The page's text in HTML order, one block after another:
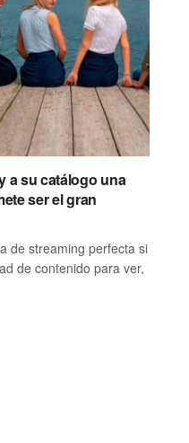
a su catálogo una
ser el gran
de streaming perfecta si
de contenido para ver,